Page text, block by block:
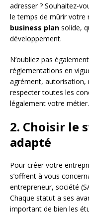
adresser ? Souhaitez-
le temps de mûrir votre
business plan solide,
développement.
N’oubliez pas
réglementations en
agrément, autorisation,
respecter toutes les
légalement votre métier.
2. Choisir le
adapté
Pour créer votre
s’offrent à vous
entrepreneur, société
Chaque statut a ses
important de bien les